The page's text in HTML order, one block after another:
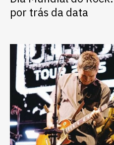
por trás da data